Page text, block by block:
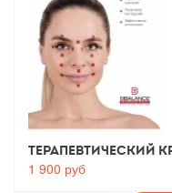
Терапевтический
1 900 руб